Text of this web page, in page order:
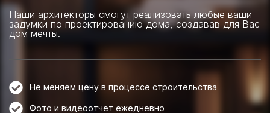
Наши архитекторы смогут реализовать любые ваши
задумки по проектированию дома, создавав для Вас
дом мечты.
Не меняем цену в процессе строительства
Фото и видеоотчет ежедневно